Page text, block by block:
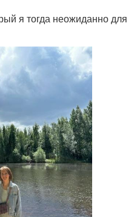
я тогда неожиданно для